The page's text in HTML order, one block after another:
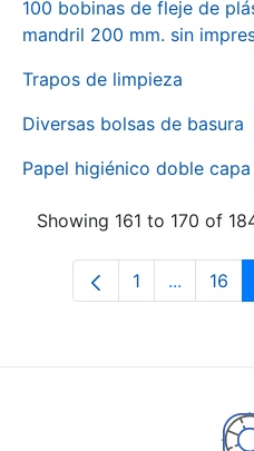
100 bobinas de fleje de
mandril 200 mm. sin
Trapos de limpieza
Diversas bolsas de basura
Papel higiénico doble
Showing 161 to 170 of
Page
1 ... 16